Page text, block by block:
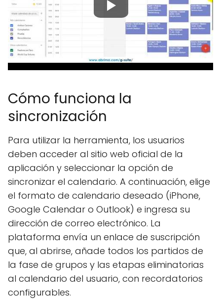
Cómo funciona la
sincronización
Para utilizar la herramienta, los usuarios
deben acceder al sitio web oficial de la
aplicación y seleccionar la opción de
sincronizar el calendario. A continuación, elige
el formato de calendario deseado (iPhone,
Google Calendar o Outlook) e ingresa su
dirección de correo electrónico. La
plataforma envía un enlace de suscripción
que, al abrirse, añade todos los partidos de
la fase de grupos y las etapas eliminatorias
al calendario del usuario, con recordatorios
configurables.